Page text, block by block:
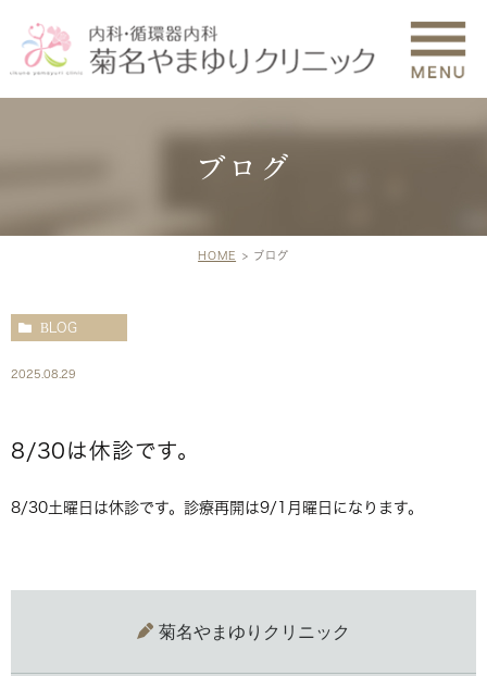
ブログ
HOME ブログ
BLOG
2025.08.29
8/30は休診です。
8/30土曜日は休診です。診療再開は9/1月曜日になります。
菊名やまゆりクリニック